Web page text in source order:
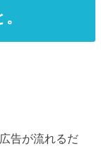
告が流れるだ